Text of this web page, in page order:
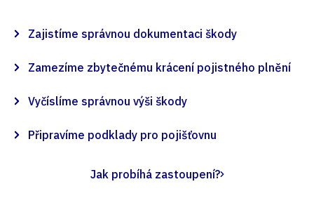
Zajistíme správnou dokumentaci škody
Zamezíme zbytečnému krácení pojistného plnění
Vyčíslíme správnou výši škody
Připravíme podklady pro pojišťovnu
Jak probíhá zastoupení?